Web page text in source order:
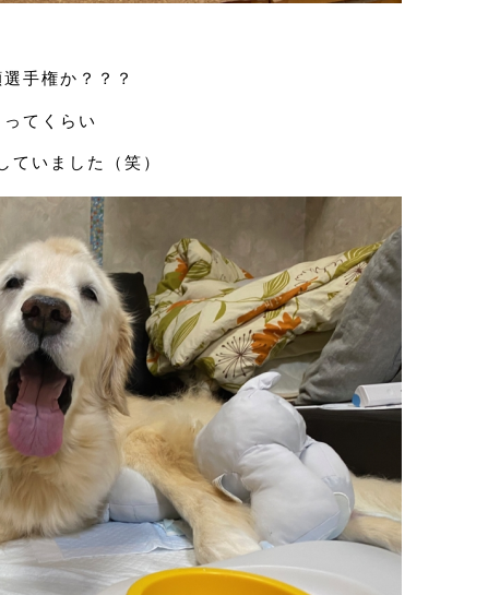
手権か？？？
ってくらい
ていました（笑）